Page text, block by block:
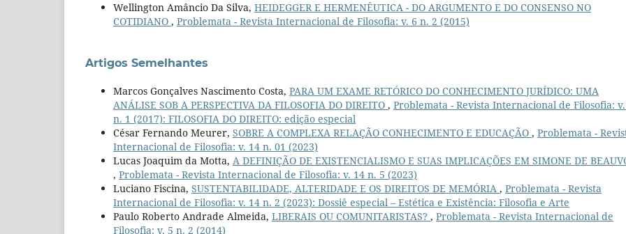
Wellington Amâncio Da Silva, HEIDEGGER E HERMENÊUTICA - DO ARGUMENTO E DO CONSENSO NO
COTIDIANO , Problemata - Revista Internacional de Filosofia: v. 6 n. 2 (2015)
Artigos Semelhantes
Marcos Gonçalves Nascimento Costa, PARA UM EXAME RETÓRICO DO CONHECIMENTO JURÍDICO: UMA
ANÁLISE SOB A PERSPECTIVA DA FILOSOFIA DO DIREITO , Problemata - Revista Internacional de Filosofia:
n. 1 (2017): FILOSOFIA DO DIREITO: edição especial
César Fernando Meurer, SOBRE A COMPLEXA RELAÇÃO CONHECIMENTO E EDUCAÇÃO , Problemata -
Internacional de Filosofia: v. 14 n. 01 (2023)
Lucas Joaquim da Motta, A DEFINIÇÃO DE EXISTENCIALISMO E SUAS IMPLICAÇÕES EM SIMONE DE
, Problemata - Revista Internacional de Filosofia: v. 14 n. 5 (2023)
Luciano Fiscina, SUSTENTABILIDADE, ALTERIDADE E OS DIREITOS DE MEMÓRIA , Problemata - Revista
Internacional de Filosofia: v. 14 n. 2 (2023): Dossiê especial – Estética e Existência: Filosofia e Arte
Paulo Roberto Andrade Almeida, LIBERAIS OU COMUNITARISTAS? , Problemata - Revista Internacional de
Filosofia: v. 5 n. 2 (2014)